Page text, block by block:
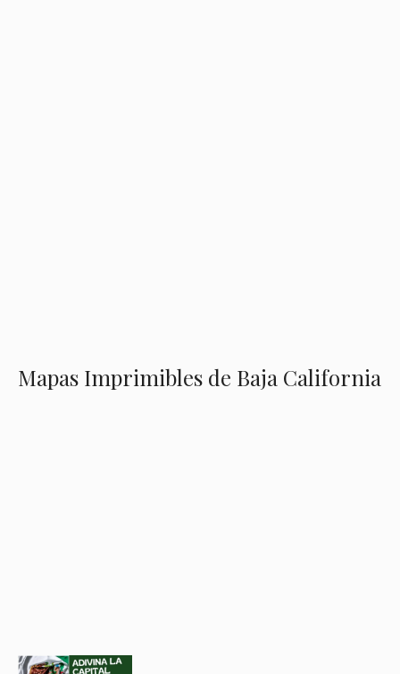
Mapas Imprimibles de Baja California